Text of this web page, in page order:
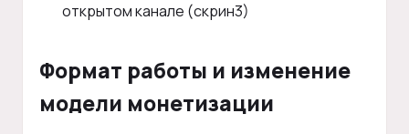
открытом канале (скрин3)
Формат работы и изменение
модели монетизации